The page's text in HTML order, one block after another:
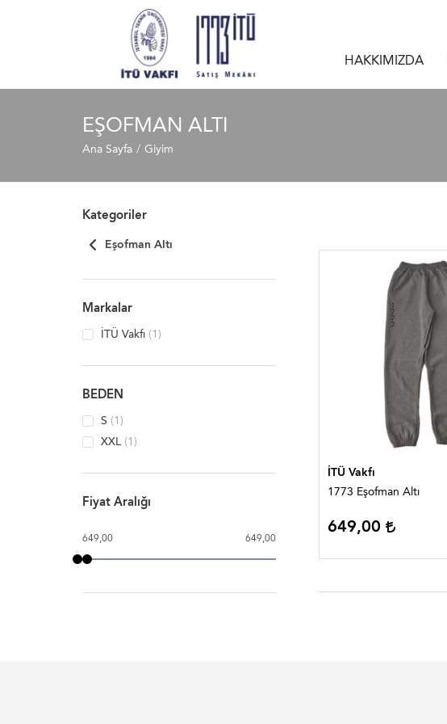
HAKKIMIZDA
EŞOFMAN ALTI
Ana Sayfa Giyim
Kategoriler
Eşofman Altı
Markalar
İTÜ Vakfı (1)
BEDEN
S (1)
XXL (1)
Fiyat Aralığı
649,00 649,00
İTÜ Vakfı
1773 Eşofman Altı
649,00